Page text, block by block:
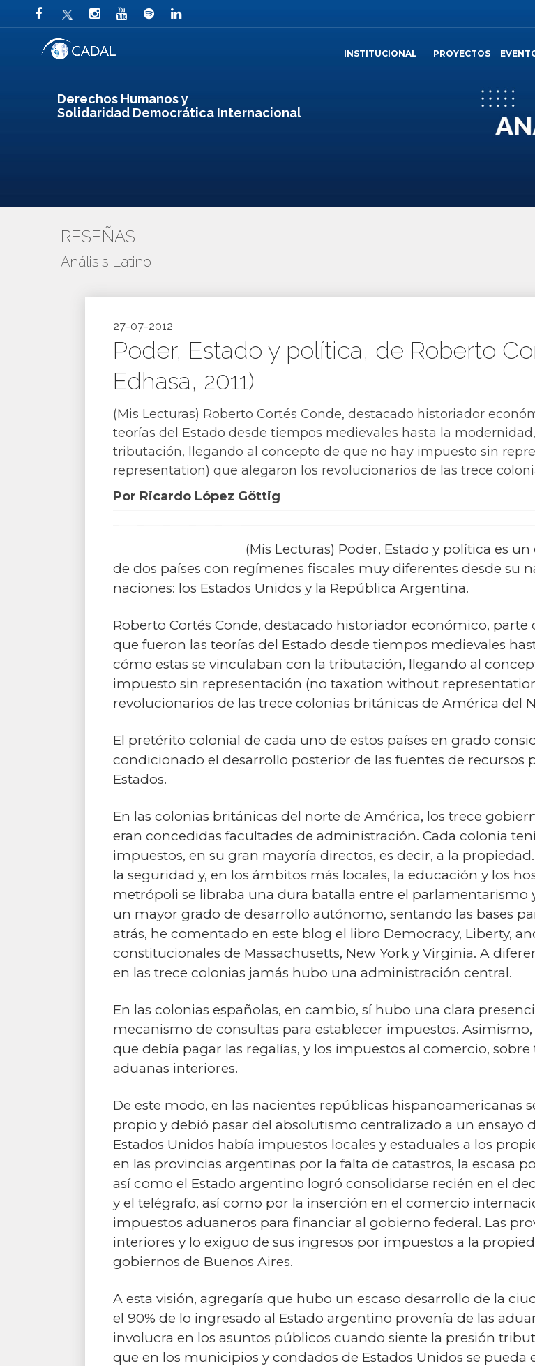
Derechos Humanos y
Solidaridad Democrática Internacional
INSTITUCIONAL PROYECTOS
RESEÑAS
Análisis Latino
27-07-2012
Poder, Estado y política, de Roberto
Edhasa, 2011)
(Mis Lecturas) Roberto Cortés Conde, destacado historiador
teorías del Estado desde tiempos medievales hasta la
tributación, llegando al concepto de que no hay impuesto sin
representation) que alegaron los revolucionarios de las trece
Por Ricardo López Göttig
(Mis Lecturas) Poder, Estado y política es
de dos países con regímenes fiscales muy diferentes desde su
naciones: los Estados Unidos y la República Argentina.
Roberto Cortés Conde, destacado historiador económico, parte
que fueron las teorías del Estado desde tiempos medievales
cómo estas se vinculaban con la tributación, llegando al
impuesto sin representación (no taxation without
revolucionarios de las trece colonias británicas de América del
El pretérito colonial de cada uno de estos países en grado
condicionado el desarrollo posterior de las fuentes de recursos
Estados.
En las colonias británicas del norte de América, los trece
eran concedidas facultades de administración. Cada colonia
impuestos, en su gran mayoría directos, es decir, a la
la seguridad y, en los ámbitos más locales, la educación y los
metrópoli se libraba una dura batalla entre el parlamentarismo
un mayor grado de desarrollo autónomo, sentando las bases
atrás, he comentado en este blog el libro Democracy, Liberty,
constitucionales de Massachusetts, New York y Virginia. A
en las trece colonias jamás hubo una administración central.
En las colonias españolas, en cambio, sí hubo una clara
mecanismo de consultas para establecer impuestos.
que debía pagar las regalías, y los impuestos al comercio,
aduanas interiores.
De este modo, en las nacientes repúblicas hispanoamericanas
propio y debió pasar del absolutismo centralizado a un ensayo
Estados Unidos había impuestos locales y estaduales a los
en las provincias argentinas por la falta de catastros, la escasa
así como el Estado argentino logró consolidarse recién en el
y el telégrafo, así como por la inserción en el comercio
impuestos aduaneros para financiar al gobierno federal. Las
interiores y lo exiguo de sus ingresos por impuestos a la
gobiernos de Buenos Aires.
A esta visión, agregaría que hubo un escaso desarrollo de la
el 90% de lo ingresado al Estado argentino provenía de las
involucra en los asuntos públicos cuando siente la presión
que en los municipios y condados de Estados Unidos se pueda